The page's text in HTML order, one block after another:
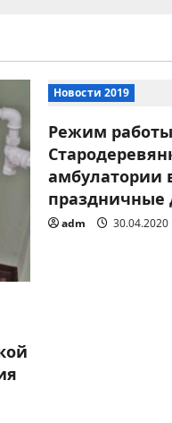
Новости 2019
Режим работы
амбулатории
праздничные
adm 30.04.2020